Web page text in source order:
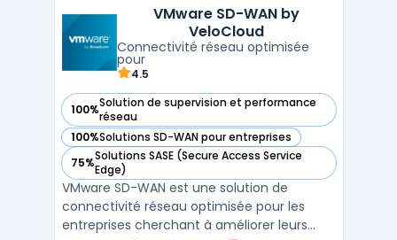
avancée et une connectivité multi-cloud
performante, adaptée a ...
VMware SD-WAN by
VeloCloud
Connectivité réseau optimisée
pour
4.5
100%Solution de supervision et performance
réseau
— voir VMware SD-WAN by VeloCloud dans cette catégorie
100%Solutions SD-WAN pour entreprises
— voir VMware SD-WAN by VeloCloud dans cette catégorie
75%Solutions SASE (Secure Access Service
Edge)
— voir VMware SD-WAN by VeloCloud dans cette catégorie
VMware SD-WAN est une solution de
connectivité réseau optimisée pour les
entreprises cherchant à améliorer leurs